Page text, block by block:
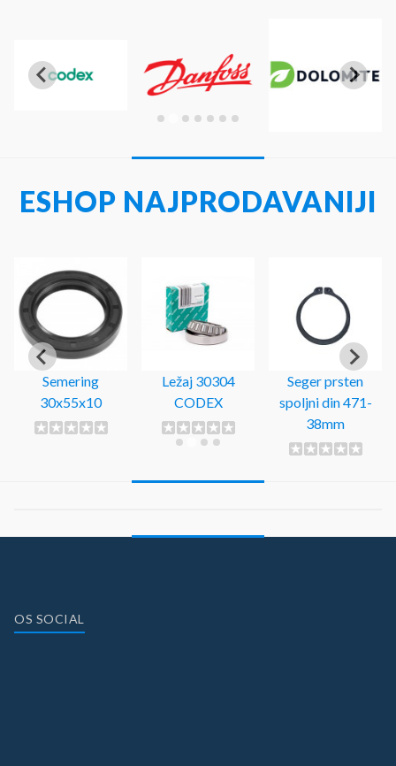
ESHOP NAJPRODAVANIJI
Semering
30x55x10
Ležaj 30304
CODEX
Seger prsten
spoljni din 471-
38mm
OS SOCIAL